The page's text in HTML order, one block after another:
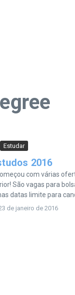
Estudar
2016
com várias
São vagas para
datas limite para
de janeiro de 2016